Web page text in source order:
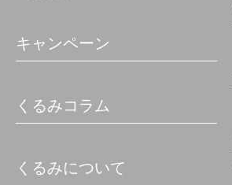
キャンペーン
くるみコラム
くるみについて